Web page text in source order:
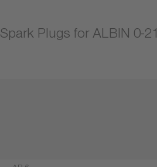
Spark Plugs for ALBIN 0-21